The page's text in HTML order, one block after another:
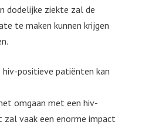
dodelijke ziekte zal de
te maken kunnen krijgen
positieve patiënten kan
omgaan met een hiv-
vaak een enorme impact